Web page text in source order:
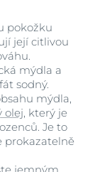
pokožku
její citlivou
mýdla a
sodný.
mýdla,
olej, který je
Je to
prokazatelně